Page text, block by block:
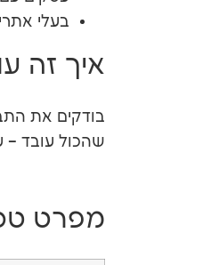
בעלי
איך זה
בודקים את
שהכול עובד –
מפרט